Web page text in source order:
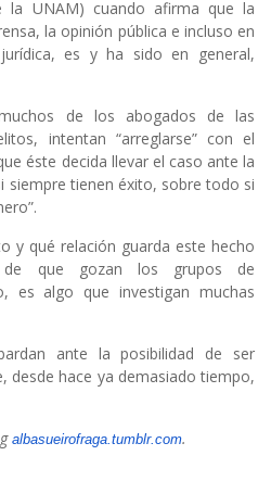
la UNAM) cuando afirma que la
la opinión pública e incluso en
es y ha sido en general,
de los abogados de las
intentan “arreglarse” con el
éste decida llevar el caso ante la
siempre tienen éxito, sobre todo si
y qué relación guarda este hecho
que gozan los grupos de
es algo que investigan muchas
ante la posibilidad de ser
desde hace ya demasiado tiempo,
albasueirofraga.tumblr.com.